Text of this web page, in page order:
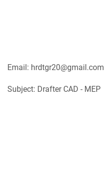
Email: hrdtgr20@gmail.com
Subject: Drafter CAD - MEP